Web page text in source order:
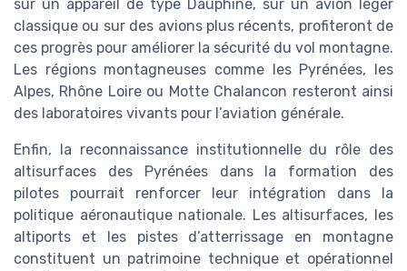
sur un appareil de type Dauphine, sur un avion léger
classique ou sur des avions plus récents, profiteront de
ces progrès pour améliorer la sécurité du vol montagne.
Les régions montagneuses comme les Pyrénées, les
Alpes, Rhône Loire ou Motte Chalancon resteront ainsi
des laboratoires vivants pour l’aviation générale.
Enfin, la reconnaissance institutionnelle du rôle des
altisurfaces des Pyrénées dans la formation des
pilotes pourrait renforcer leur intégration dans la
politique aéronautique nationale. Les altisurfaces, les
altiports et les pistes d’atterrissage en montagne
constituent un patrimoine technique et opérationnel